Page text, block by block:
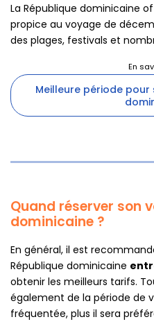
La République dominicaine
propice au voyage de
des plages, festivals et
Meilleure période pour
Quand réserver son
dominicaine ?
En général, il est
République dominicaine
obtenir les meilleurs tarifs.
également de la période de
fréquentée, plus il sera